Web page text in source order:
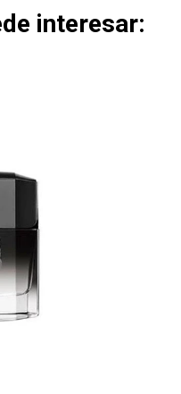
interesar: